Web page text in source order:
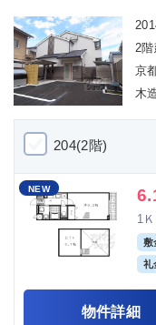
2階
京
木
204(2階)
NEW
1
敷
礼
物件詳細